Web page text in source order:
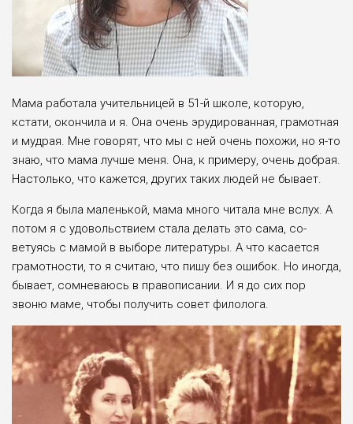
Мама работала учительницей в 51-й школе, которую,
кстати, окончила и я. Она очень эрудированная, грамотная
и мудрая. Мне говорят, что мы с ней очень похожи, но я-то
знаю, что ма­ма лучше меня. Она, к примеру, очень добрая.
Настолько, что кажется, дру­гих таких людей не бывает.
Когда я была маленькой, мама мно­го читала мне вслух. А
потом я с удо­вольствием стала делать это сама, со­
ветуясь с мамой в выборе литературы. А что касается
грамотности, то я счи­таю, что пишу без ошибок. Но иногда,
бывает, сомневаюсь в правописании. И я до сих пор
звоню маме, чтобы по­лучить совет филолога.